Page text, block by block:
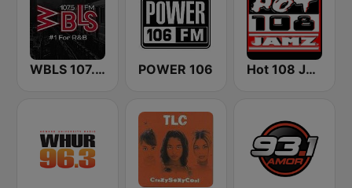
WBLS 107.5 FM (US Only) POWER 106 Hot 108 Jamz